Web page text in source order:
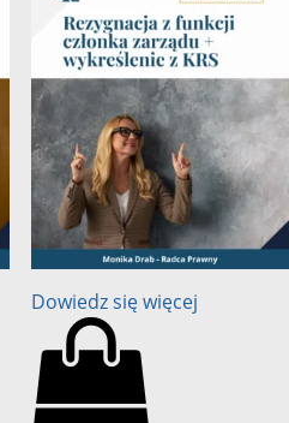
Dowiedz się więcej